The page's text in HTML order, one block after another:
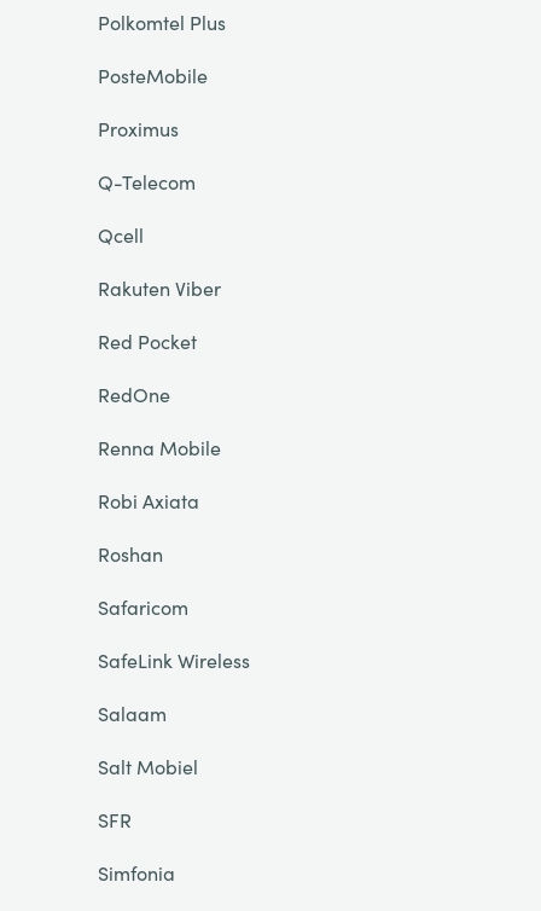
Polkomtel Plus
PosteMobile
Proximus
Q-Telecom
Qcell
Rakuten Viber
Red Pocket
RedOne
Renna Mobile
Robi Axiata
Roshan
Safaricom
SafeLink Wireless
Salaam
Salt Mobiel
SFR
Simfonia